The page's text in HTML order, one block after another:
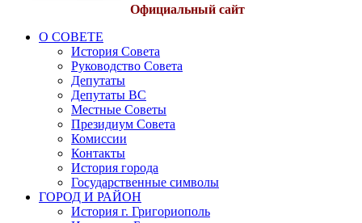
Официальный сайт
О СОВЕТЕ
История Совета
Руководство Совета
Депутаты
Депутаты ВС
Местные Советы
Президиум Совета
Комиссии
Контакты
История города
Государственные символы
ГОРОД И РАЙОН
История г. Григориополь